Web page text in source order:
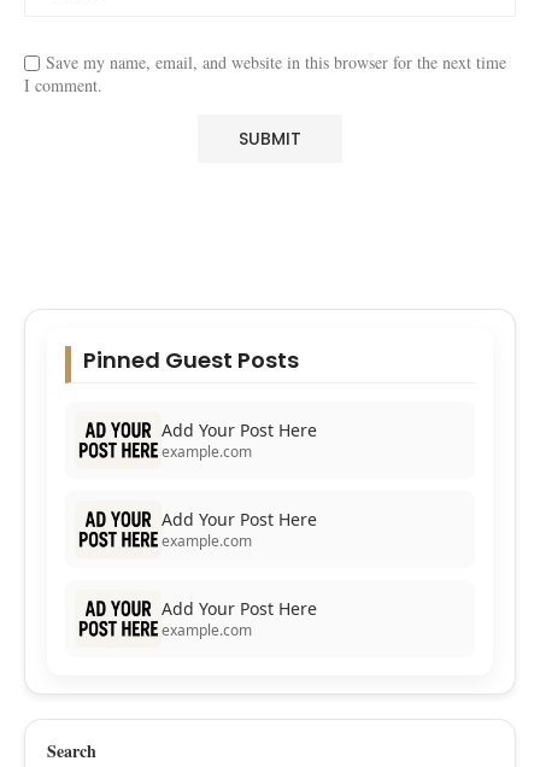
Save my name, email, and website in this browser for the next time
I comment.
Pinned Guest Posts
Add Your Post Here
example.com
Add Your Post Here
example.com
Add Your Post Here
example.com
Search